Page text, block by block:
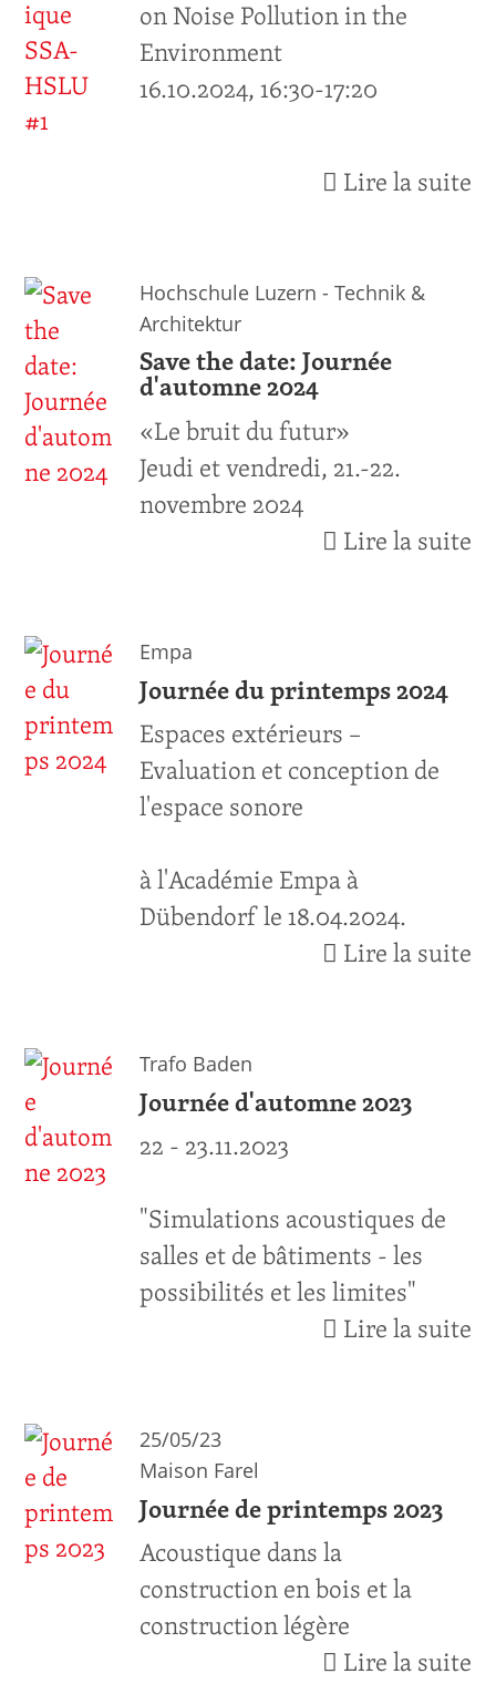
on Noise Pollution in the
Environment
16.10.2024, 16:30-17:20
Lire la suite
Hochschule Luzern - Technik &
Architektur
Save the date: Journée
d'automne 2024
«Le bruit du futur»
Jeudi et vendredi, 21.-22.
novembre 2024
Lire la suite
Empa
Journée du printemps 2024
Espaces extérieurs –
Evaluation et conception de
l'espace sonore
à l'Académie Empa à
Dübendorf le 18.04.2024.
Lire la suite
Trafo Baden
Journée d'automne 2023
22 - 23.11.2023
"Simulations acoustiques de
salles et de bâtiments - les
possibilités et les limites"
Lire la suite
25/05/23
Maison Farel
Journée de printemps 2023
Acoustique dans la
construction en bois et la
construction légère
Lire la suite